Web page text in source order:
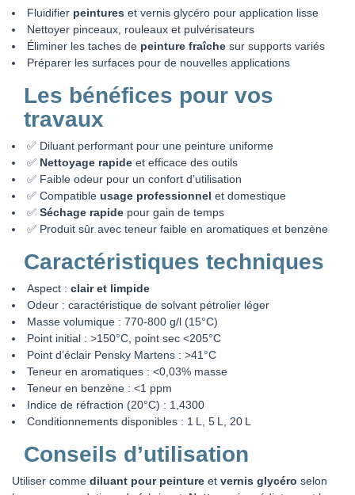
Fluidifier peintures et vernis glycéro pour application lisse
Nettoyer pinceaux, rouleaux et pulvérisateurs
Éliminer les taches de peinture fraîche sur supports variés
Préparer les surfaces pour de nouvelles applications
Les bénéfices pour vos
travaux
✅ Diluant performant pour une peinture uniforme
✅ Nettoyage rapide et efficace des outils
✅ Faible odeur pour un confort d’utilisation
✅ Compatible usage professionnel et domestique
✅ Séchage rapide pour gain de temps
✅ Produit sûr avec teneur faible en aromatiques et benzène
Caractéristiques techniques
Aspect : clair et limpide
Odeur : caractéristique de solvant pétrolier léger
Masse volumique : 770-800 g/l (15°C)
Point initial : >150°C, point sec <205°C
Point d’éclair Pensky Martens : >41°C
Teneur en aromatiques : <0,03% masse
Teneur en benzène : <1 ppm
Indice de réfraction (20°C) : 1,4300
Conditionnements disponibles : 1 L, 5 L, 20 L
Conseils d’utilisation
Utiliser comme diluant pour peinture et vernis glycéro selon